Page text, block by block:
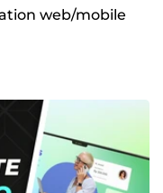
web/mobile